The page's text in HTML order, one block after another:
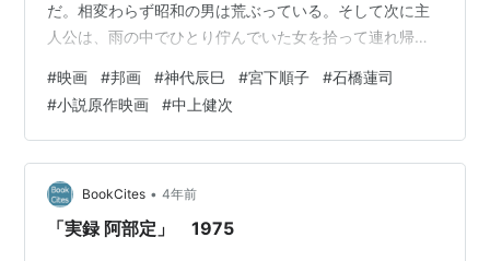
だ。相変わらず昭和の男は荒ぶっている。そして次に主
人公は、雨の中でひとり佇んでいた女を拾って連れ帰
で過ごす様子が中心に描かれていく。主人公が雨の日は
休みとなるダンプカー運転手のためか、二人がいる時は
大抵雨が降っている。この雨と画面のあちこちに配置さ
れた、タイトルにもある「赤」色が印象に残る映画だ。
次第に女を好きになりかけていた主人公だが、ある時、
仲間に女を貸すよう頼まれ、断り切れずに差し出…
#映画 #邦画 #神代辰巳 #宮下順子 #石橋蓮司
#小説原作映画 #中上健次
BookCites • 4年前
「実録 阿部定」 1975